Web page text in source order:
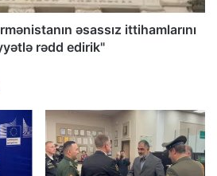
əsassız ittihamlarını
rədd edirik"